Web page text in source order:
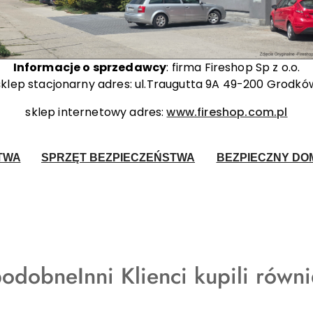
Informacje o sprzedawcy: firma Fireshop Sp z o.o.
stacjonarny adres: ul.Traugutta 9A 49-200
sklep internetowy adres:www.fireshop.com.pl
SPRZĘT BEZPIECZEŃSTWA BEZPIECZNY
Produkty
Inni Klienci kupili